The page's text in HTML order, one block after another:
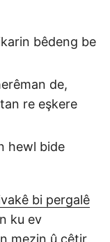
bêdeng be
de,
re eşkere
hewl bide
bi pergalê
ku ev
mezin û çêtir